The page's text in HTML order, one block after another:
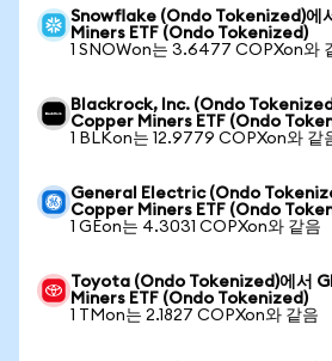
Snowflake (Ondo Tokenized)에
Miners ETF (Ondo Tokenized)
1 SNOWon는 3.6477 COPXon와
Blackrock, Inc. (Ondo
Copper Miners ETF (Ondo
1 BLKon는 12.9779 COPXon와 같
General Electric (Ondo
Copper Miners ETF (Ondo
1 GEon는 4.3031 COPXon와 같음
Toyota (Ondo Tokenized)에서
Miners ETF (Ondo Tokenized)
1 TMon는 2.1827 COPXon와 같음